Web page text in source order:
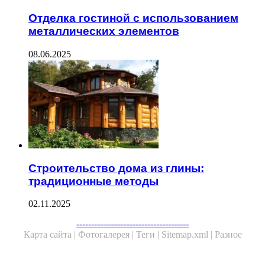
Отделка гостиной с использованием
металлических элементов
08.06.2025
Строительство дома из глины:
традиционные методы
02.11.2025
--------------------------------------
Карта сайта | Фотогалерея | Теги | Sitemap.xml | Разное